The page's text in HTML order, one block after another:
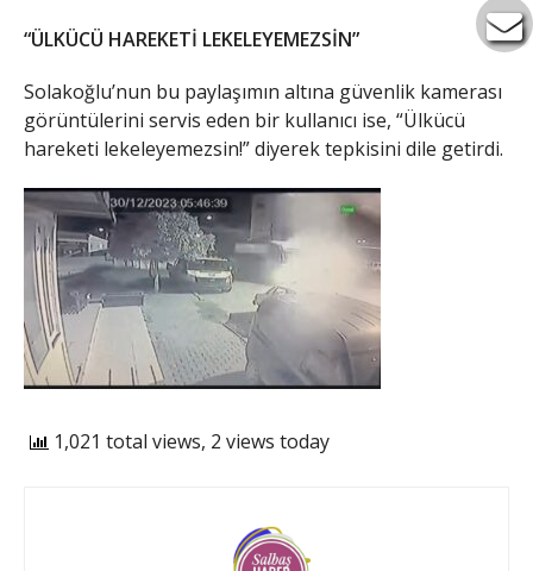
“ÜLKÜCÜ HAREKETİ LEKELEYEMEZSİN”
Solakoğlu’nun bu paylaşımın altına güvenlik kamerası
görüntülerini servis eden bir kullanıcı ise, “Ülkücü
hareketi lekeleyemezsin!” diyerek tepkisini dile getirdi.
1,021 total views, 2 views today